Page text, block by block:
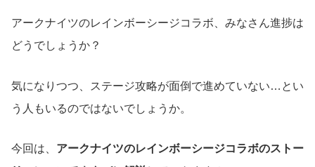
アークナイツのレインボーシージコラボ、みなさん進捗は
どうでしょうか？
気になりつつ、ステージ攻略が面倒で進めていない…とい
う人もいるのではないでしょうか。
今回は、 アークナイツのレインボーシージコラボのストー